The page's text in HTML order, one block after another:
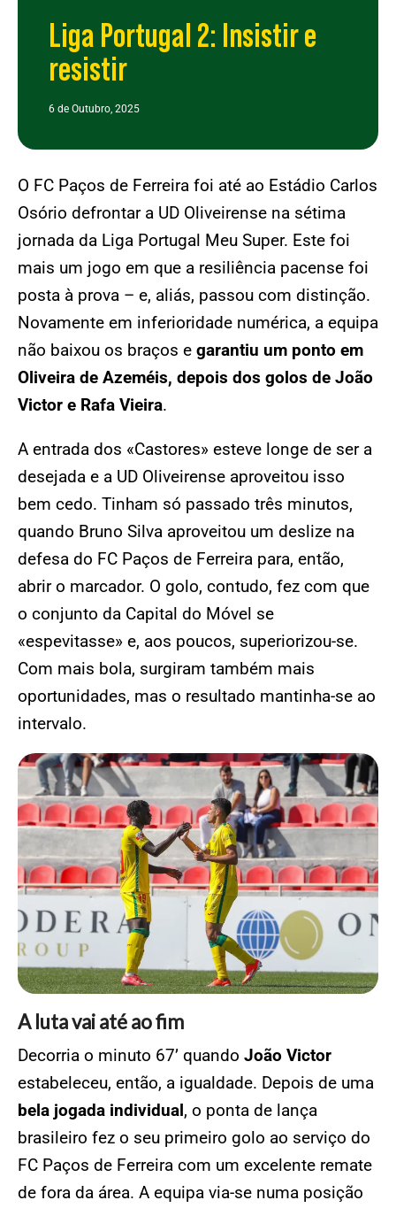
Liga Portugal 2: Insistir e
resistir
6 de Outubro, 2025
O FC Paços de Ferreira foi até ao Estádio Carlos
Osório defrontar a UD Oliveirense na sétima
jornada da Liga Portugal Meu Super. Este foi
mais um jogo em que a resiliência pacense foi
posta à prova – e, aliás, passou com distinção.
Novamente em inferioridade numérica, a equipa
não baixou os braços e garantiu um ponto em
Oliveira de Azeméis, depois dos golos de João
Victor e Rafa Vieira.
A entrada dos «Castores» esteve longe de ser a
desejada e a UD Oliveirense aproveitou isso
bem cedo. Tinham só passado três minutos,
quando Bruno Silva aproveitou um deslize na
defesa do FC Paços de Ferreira para, então,
abrir o marcador. O golo, contudo, fez com que
o conjunto da Capital do Móvel se
«espevitasse» e, aos poucos, superiorizou-se.
Com mais bola, surgiram também mais
oportunidades, mas o resultado mantinha-se ao
intervalo.
A luta vai até ao fim
Decorria o minuto 67’ quando João Victor
estabeleceu, então, a igualdade. Depois de uma
bela jogada individual, o ponta de lança
brasileiro fez o seu primeiro golo ao serviço do
FC Paços de Ferreira com um excelente remate
de fora da área. A equipa via-se numa posição